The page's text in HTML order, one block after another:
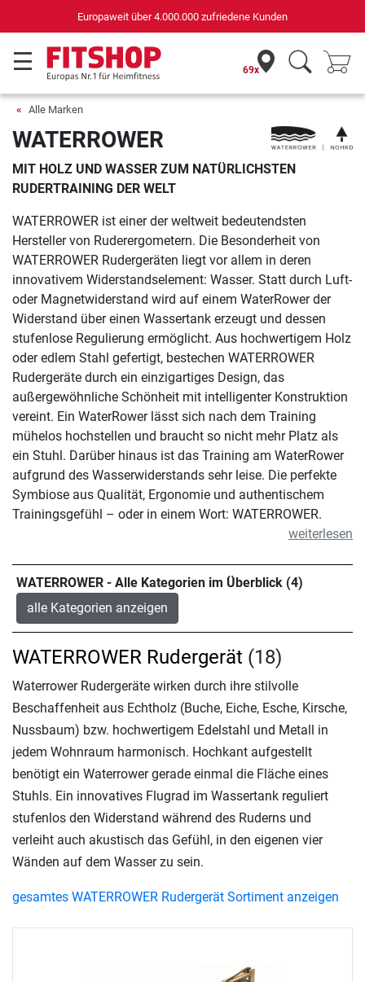
für Sportgeräte (n-tv+DISQ 2016-2024)
69x
Alle Marken
WATERROWER
MIT HOLZ UND WASSER ZUM NATÜRLICHSTEN
RUDERTRAINING DER WELT
WATERROWER ist einer der weltweit bedeutendsten
Hersteller von Ruderergometern. Die Besonderheit von
WATERROWER Rudergeräten liegt vor allem in deren
innovativem Widerstandselement: Wasser. Statt durch Luft-
oder Magnetwiderstand wird auf einem WaterRower der
Widerstand über einen Wassertank erzeugt und dessen
stufenlose Regulierung ermöglicht. Aus hochwertigem Holz
oder edlem Stahl gefertigt, bestechen WATERROWER
Rudergeräte durch ein einzigartiges Design, das
außergewöhnliche Schönheit mit intelligenter Konstruktion
vereint. Ein WaterRower lässt sich nach dem Training
mühelos hochstellen und braucht so nicht mehr Platz als
ein Stuhl. Darüber hinaus ist das Training am WaterRower
aufgrund des Wasserwiderstands sehr leise. Die perfekte
Symbiose aus Qualität, Ergonomie und authentischem
Trainingsgefühl – oder in einem Wort: WATERROWER.
weiterlesen
WATERROWER - Alle Kategorien im Überblick (4)
alle Kategorien anzeigen
WATERROWER Rudergerät (18)
Waterrower Rudergeräte wirken durch ihre stilvolle
Beschaffenheit aus Echtholz (Buche, Eiche, Esche, Kirsche,
Nussbaum) bzw. hochwertigem Edelstahl und Metall in
jedem Wohnraum harmonisch. Hochkant aufgestellt
benötigt ein Waterrower gerade einmal die Fläche eines
Stuhls. Ein innovatives Flugrad im Wassertank reguliert
stufenlos den Widerstand während des Ruderns und
verleiht auch akustisch das Gefühl, in den eigenen vier
Wänden auf dem Wasser zu sein.
gesamtes WATERROWER Rudergerät Sortiment anzeigen